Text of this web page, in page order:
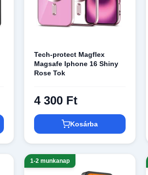
Tech-protect Magflex
Magsafe Iphone 16 Shiny
Rose Tok
4 300 Ft
Kosárba
1-2 munkanap